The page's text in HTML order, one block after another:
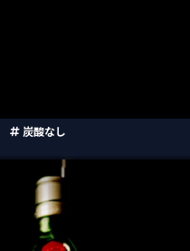
炭酸なし